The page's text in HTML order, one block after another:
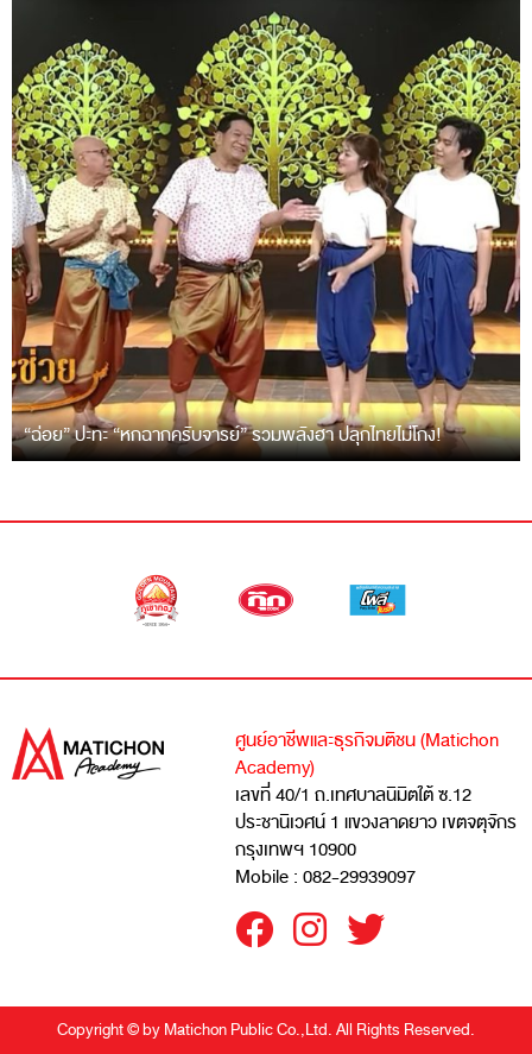
“ฉ่อย” ปะทะ “หกฉากครับจารย์” รวมพลังฮา ปลุกไทยไม่โกง!
ศูนย์อาชีพและธุรกิจมติชน (Matichon
Academy)
เลขที่ 40/1 ถ.เทศบาลนิมิตใต้ ซ.12
ประชานิเวศน์ 1 แขวงลาดยาว เขตจตุจักร
กรุงเทพฯ 10900
Mobile : 082-29939097
Copyright © by Matichon Public Co.,Ltd. All Rights Reserved.